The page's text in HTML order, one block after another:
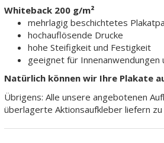
Whiteback 200 g/m²
mehrlagig beschichtetes
hochauflösende Drucke
hohe Steifigkeit und Festigkeit
geeignet für
Natürlich können wir Ihre Plakate
Übrigens: Alle unsere angebotenen
überlagerte Aktionsaufkleber liefern